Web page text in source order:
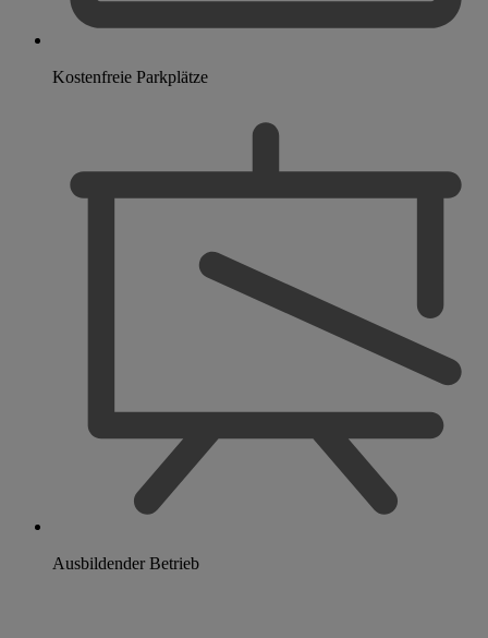
Kostenfreie Parkplätze
Ausbildender Betrieb